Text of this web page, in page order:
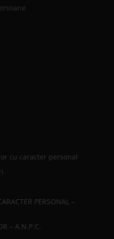
cu caracter personal
PERSONAL –
– A.N.P.C.